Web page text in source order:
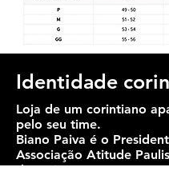
Identidade
Loja de um corintiano
pelo seu time.
Biano Paiva é o
Associação Atitude
dos Micro e Pequenos